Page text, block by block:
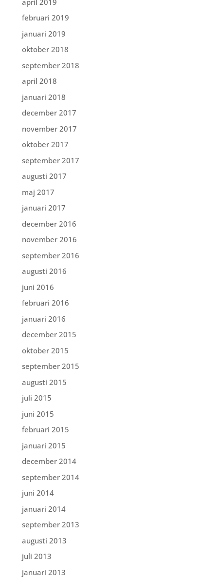
februari 2019
januari 2019
oktober 2018
september 2018
april 2018
januari 2018
december 2017
november 2017
oktober 2017
september 2017
augusti 2017
maj 2017
januari 2017
december 2016
november 2016
september 2016
augusti 2016
juni 2016
februari 2016
januari 2016
december 2015
oktober 2015
september 2015
augusti 2015
juli 2015
juni 2015
februari 2015
januari 2015
december 2014
september 2014
juni 2014
januari 2014
september 2013
augusti 2013
juli 2013
januari 2013